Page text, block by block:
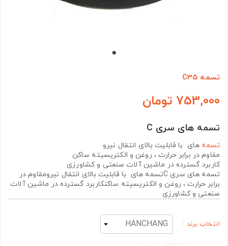
تسمه C35
753,000 تومان
تسمه های سری C
تسمه های با قابلیت بالای انتقال نیرو
مقاوم در برابر حرارت ، روغن و الکتریسیته ساکن
کاربرد گسترده در ماشین آلات صنعتی و کشاورزی
تسمه های سری Cتسمه های با قابلیت بالای انتقال نیرومقاوم در
برابر حرارت ، روغن و الکتریسیته ساکنکاربرد گسترده در ماشین آلات
صنعتی و کشاورزی
انتخاب برند :